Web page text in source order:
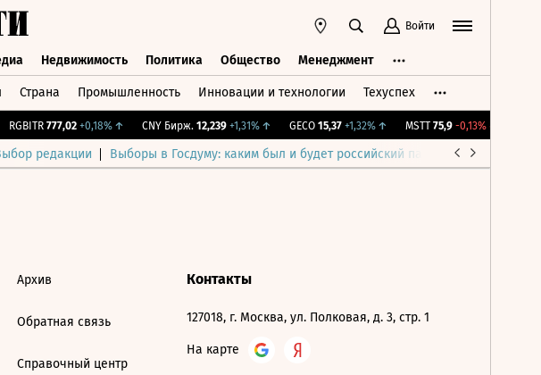
Войти
Недвижимость Политика Общество Менеджмент
Страна Промышленность Инновации и технологии Техуспех
RGBITR 777,02 +0,18%↑ CNY Бирж. 12,239 +1,31%↑ GECO 15,37 +1,32%↑ MSTT 75,9 -0,13%↓
редакции Выборы в Госдуму: каким был и будет российский парламент
Архив
Обратная связь
Справочный центр
Контакты
127018, г. Москва, ул. Полковая, д. 3, стр. 1
На карте